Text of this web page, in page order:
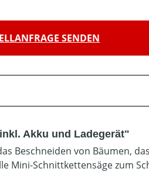
SENDEN
Akku und Ladegerät"
Beschneiden von Bäumen,
Mini-Schnittkettensäge zum